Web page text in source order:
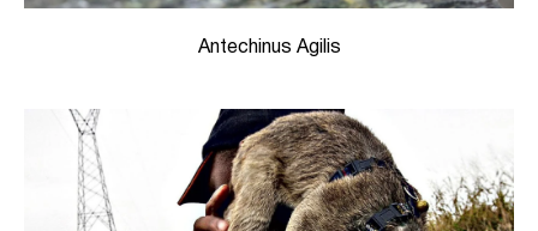
Antechinus Agilis